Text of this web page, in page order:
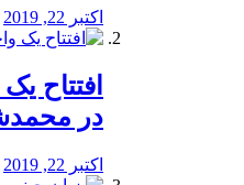
اکتبر 22, 2019
افتتاح
در
اکتبر 22, 2019